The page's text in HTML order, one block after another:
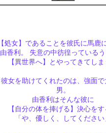
【処女】であることを彼氏に馬鹿
由香利。 失意の中彷徨っている
【異世界へ】とやってきてし
彼女を助けてくれたのは、強面
男。
由香利はそんな彼に
【自分の体を捧げる】決心を
「や、優しく、してくださ